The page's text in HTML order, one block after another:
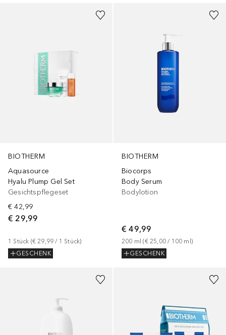
BIOTHERM
Aquasource
Hyalu Plump Gel Set
Gesichtspflegeset
€ 42,99
€ 29,99
1 Stück (€ 29,99 / 1 Stück)
GESCHENK
BIOTHERM
Biocorps
Body Serum
Bodylotion
€ 49,99
200 ml (€ 25,00 / 100 ml )
GESCHENK